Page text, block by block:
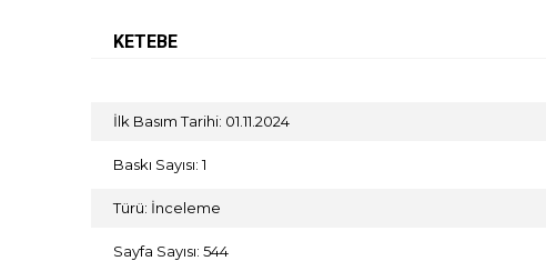
KETEBE
İlk Basım Tarihi: 01.11.2024
Baskı Sayısı: 1
Türü: İnceleme
Sayfa Sayısı: 544